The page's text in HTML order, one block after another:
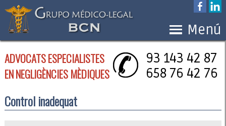
Menú
93 143 42 87
658 76 42 76
ADVOCATS ESPECIALISTES
EN NEGLIGÈNCIES MÈDIQUES
Control inadequat